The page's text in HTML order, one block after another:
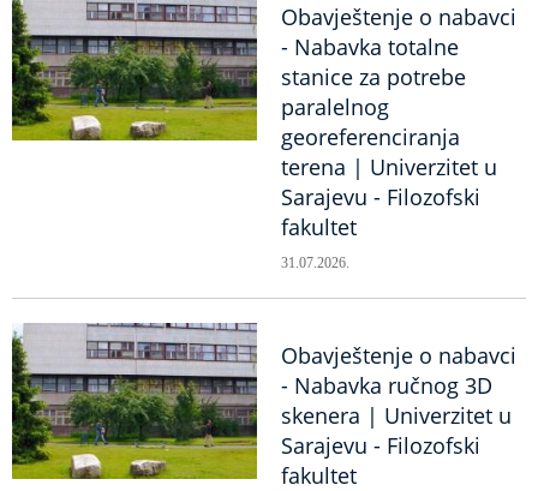
Obavještenje o nabavci
- Nabavka totalne
stanice za potrebe
paralelnog
georeferenciranja
terena | Univerzitet u
Sarajevu - Filozofski
fakultet
31.07.2026.
Obavještenje o nabavci
- Nabavka ručnog 3D
skenera | Univerzitet u
Sarajevu - Filozofski
fakultet